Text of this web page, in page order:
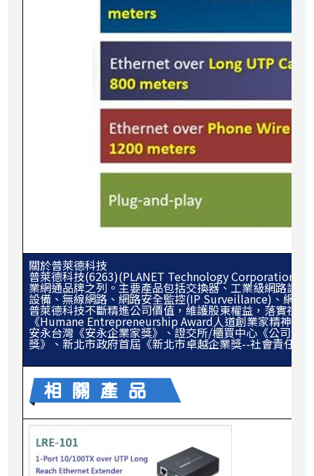
關於普萊德科技
普萊德科技(6263)(PLANET Technology Corporation)
業網通品牌之列。主要產品包括交換器、工業級網路設
設備、無線網路、網路安全監控(IP Surveillance)、網
普萊德科技不斷精進公司價值，維護股東權益，落實社
《Humane Entrepreneurship Award人道創業家精神獎
安永台灣《安永企業家獎》、證交所/櫃買中心《公司治
獎》、新北市政府首屆《新北市卓越企業獎--社會責任獎